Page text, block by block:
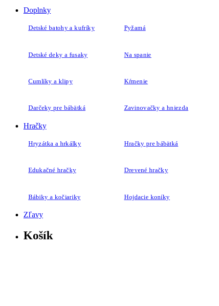
Doplnky
Detské batohy a kufríky Pyžamá
Detské deky a fusaky Na spanie
Cumlíky a klipy Kŕmenie
Darčeky pre bábätká Zavinovačky a hniezda
Hračky
Hryzátka a hrkálky Hračky pre bábätká
Edukačné hračky Drevené hračky
Bábiky a kočiariky Hojdacie koníky
Zľavy
Košík